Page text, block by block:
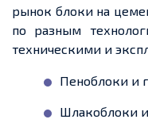
рынок блоки на
по разным
техническими и
Пеноблоки и
Шлакоблоки